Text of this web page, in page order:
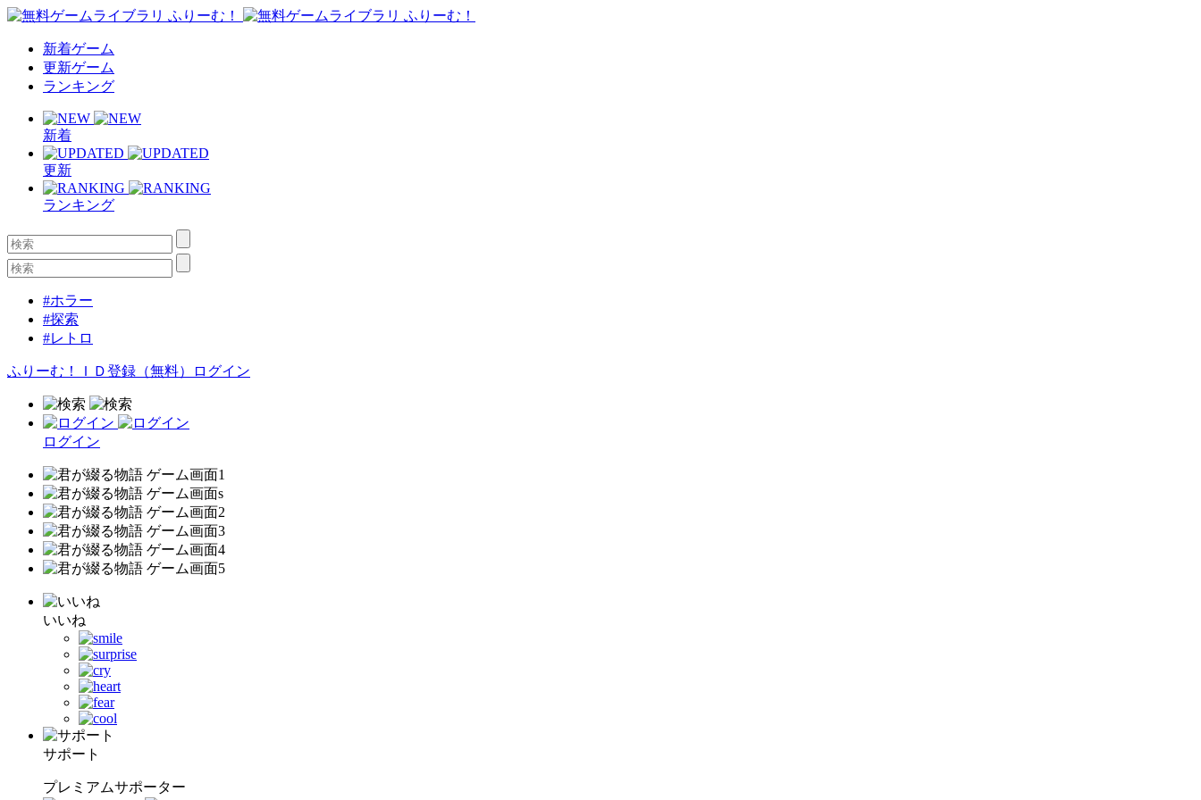
新着ゲーム
更新ゲーム
ランキング
新着
更新
ランキング
#ホラー
#探索
#レトロ
ふりーむ！ＩＤ登録（無料） ログイン
ログイン
いいね
サポート
プレミアムサポーター